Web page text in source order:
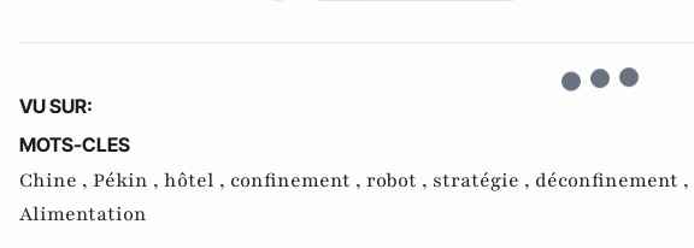
VU SUR:
MOTS-CLES
Chine , Pékin , hôtel , confinement , robot , stratégie , déconfinement ,
Alimentation